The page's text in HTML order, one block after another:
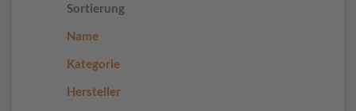
Sortierung
Name
Kategorie
Hersteller